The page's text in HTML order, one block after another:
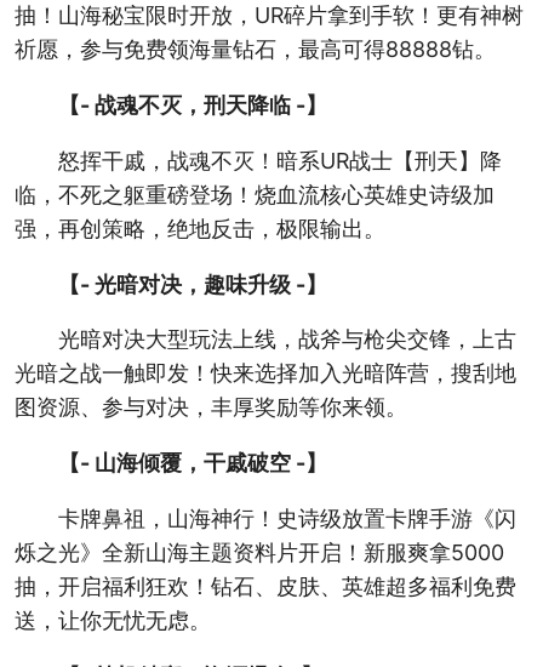
抽！山海秘宝限时开放，UR碎片拿到手软！更有神树
祈愿，参与免费领海量钻石，最高可得88888钻。
【- 战魂不灭，刑天降临 -】
怒挥干戚，战魂不灭！暗系UR战士【刑天】降
临，不死之躯重磅登场！烧血流核心英雄史诗级加
强，再创策略，绝地反击，极限输出。
【- 光暗对决，趣味升级 -】
光暗对决大型玩法上线，战斧与枪尖交锋，上古
光暗之战一触即发！快来选择加入光暗阵营，搜刮地
图资源、参与对决，丰厚奖励等你来领。
【- 山海倾覆，干戚破空 -】
卡牌鼻祖，山海神行！史诗级放置卡牌手游《闪
烁之光》全新山海主题资料片开启！新服爽拿5000
抽，开启福利狂欢！钻石、皮肤、英雄超多福利免费
送，让你无忧无虑。